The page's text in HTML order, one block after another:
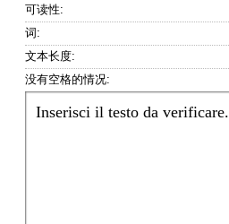
可读性:
词:
文本长度:
没有空格的情况:
Inserisci il testo da verificare.